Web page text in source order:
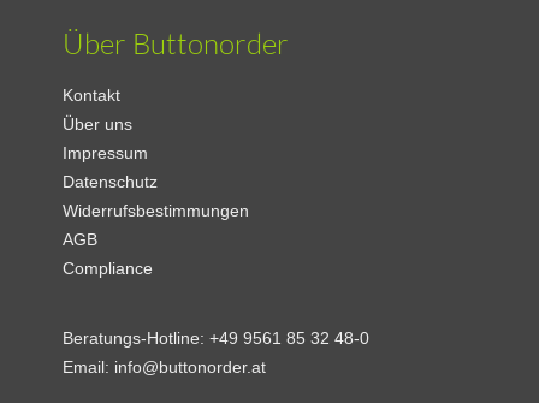
Über Buttonorder
Kontakt
Über uns
Impressum
Datenschutz
Widerrufsbestimmungen
AGB
Compliance
Beratungs-Hotline:+49 9561 85 32 48-0
Email: info@buttonorder.at